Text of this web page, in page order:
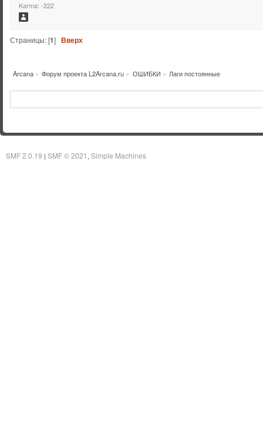
Karma: -222
Страницы: [1]Вверх
Arcana» Форум проекта L2Arcana.ru » ОШИБКИ » Лаги постоянные
SMF 2.0.19 | SMF © 2021 Simple Machines